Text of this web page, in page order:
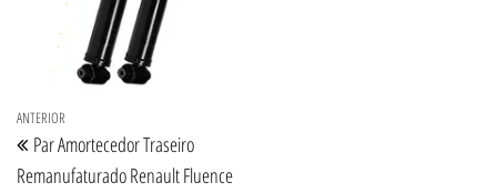
Navegação de Post
Post anterior
ANTERIOR
Par Amortecedor Traseiro
Remanufaturado Renault Fluence